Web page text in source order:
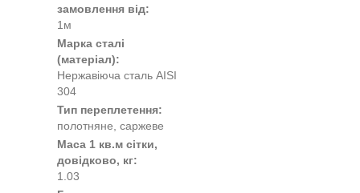
замовлення від:
1м
Марка сталі
(матеріал):
Нержавіюча сталь AISI
304
Тип переплетення:
полотняне, саржеве
Маса 1 кв.м сітки,
довідково, кг:
1.03